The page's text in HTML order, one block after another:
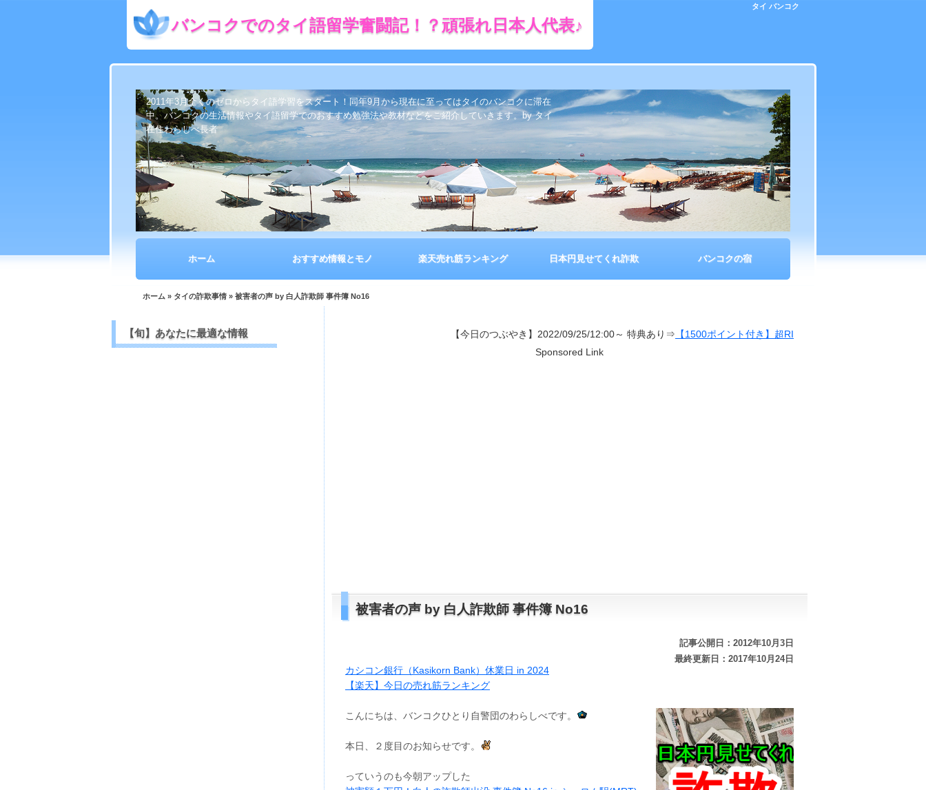
タイ バンコク
バンコクでのタイ語留学奮闘記！？頑張れ日本人代表♪
2011年3月全くのゼロからタイ語学習をスタート！同年9月から現在に至ってはタイのバンコクに滞在
中。バンコクの生活情報やタイ語留学でのおすすめ勉強法や教材などをご紹介していきます。by タイ
在住わらしべ長者
ホーム おすすめ情報とモノ 楽天売れ筋ランキング 日本円見せてくれ詐欺 バンコクの宿
ホーム » タイの詐欺事情 » 被害者の声 by 白人詐欺師 事件簿 No16
【今日のつぶやき】2022/09/25/12:00～ 特典あり⇒ 【1500ポイント付き】超RIZIN / 湘南美容クリニック presents
Sponsored Link
被害者の声 by 白人詐欺師 事件簿 No16
記事公開日：2012年10月3日
最終更新日：2017年10月24日
カシコン銀行（Kasikorn Bank）休業日 in 2024
【楽天】今日の売れ筋ランキング
こんにちは、バンコクひとり自警団のわらしべです。
本日、２度目のお知らせです。
っていうのも今朝アップした
【旬】あなたに最適な情報